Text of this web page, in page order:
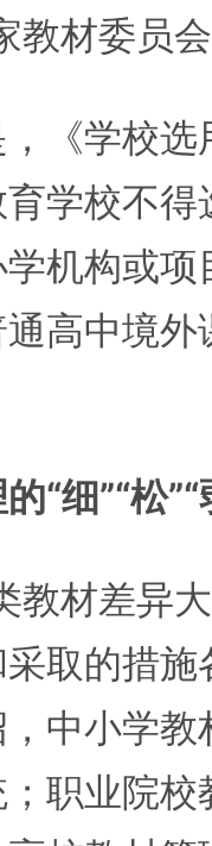
教材委员
学校选
学校不
机构或
高中境
“细”“松”“
材差异大
取的措施
中小学教
职业院校